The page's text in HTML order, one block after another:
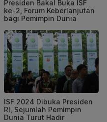
Presiden Bakal Buka ISF
ke-2, Forum Keberlanjutan
bagi Pemimpin Dunia
ISF 2024 Dibuka Presiden
RI, Sejumlah Pemimpin
Dunia Turut Hadir